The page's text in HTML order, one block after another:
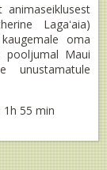
animaseiklusest
Lagaʻaia)
oma
pooljumal Maui
unustamatule
1h 55 min